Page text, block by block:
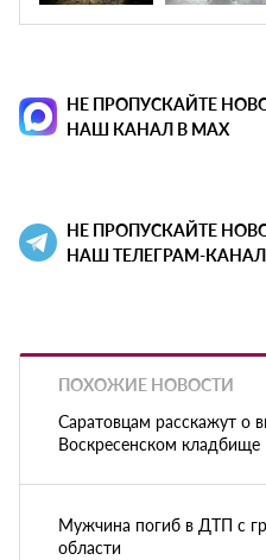
НЕ ПРОПУСКАЙТЕ
НАШ КАНАЛ В MAX
НЕ ПРОПУСКАЙТЕ
НАШ ТЕЛЕГРАМ-КАНАЛ
ПОХОЖИЕ НОВОСТИ
Саратовцам расскажут о
Воскресенском кладбище
Мужчина погиб в ДТП с
области